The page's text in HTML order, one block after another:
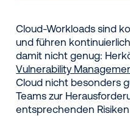
Cloud-Workloads sind
und führen
damit nicht genug:
Vulnerability
Cloud nicht besonders
Teams zur
entsprechenden